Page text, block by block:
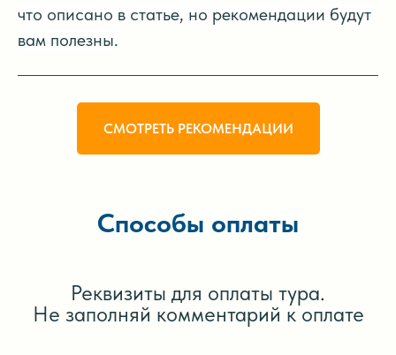
что описано в статье, но рекомендации будут
вам полезны.
СМОТРЕТЬ РЕКОМЕНДАЦИИ
Способы оплаты
Реквизиты для оплаты тура.
Не заполняй комментарий к оплате